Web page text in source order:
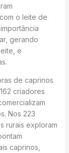
o leite de
gerando
e
de caprinos
criadores
Nos 223
rurais exploram
caprinos,